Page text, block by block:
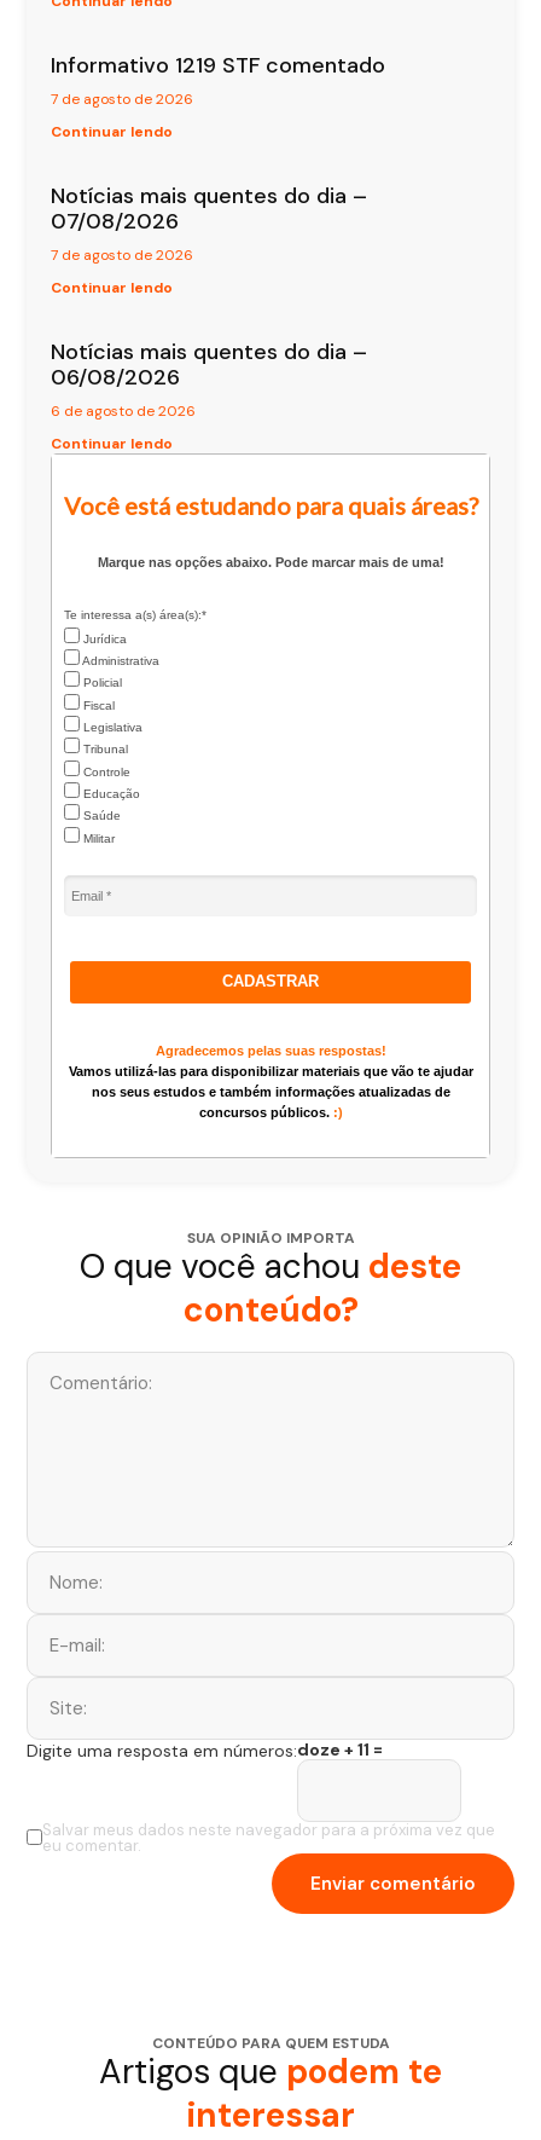
Informativo 1219 STF comentado
7 de agosto de 2026
Continuar lendo
Notícias mais quentes do dia –
07/08/2026
7 de agosto de 2026
Continuar lendo
Notícias mais quentes do dia –
06/08/2026
6 de agosto de 2026
Continuar lendo
Você está estudando para quais áreas?
Marque nas opções abaixo. Pode marcar mais de uma!
Te interessa a(s) área(s):*
Jurídica
Administrativa
Policial
Fiscal
Legislativa
Tribunal
Controle
Educação
Saúde
Militar
CADASTRAR
Agradecemos pelas suas respostas!
Vamos utilizá-las para disponibilizar materiais que vão te ajudar
nos seus estudos e também informações atualizadas de
concursos públicos. :)
SUA OPINIÃO IMPORTA
O que você achou deste
conteúdo?
Salvar meus dados neste navegador para a próxima vez que
eu comentar.
Digite uma resposta em números:doze + 11 =
CONTEÚDO PARA QUEM ESTUDA
Artigos que podem te
interessar